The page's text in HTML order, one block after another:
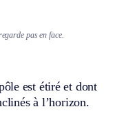
pas en face.
est étiré et dont
à l’horizon.